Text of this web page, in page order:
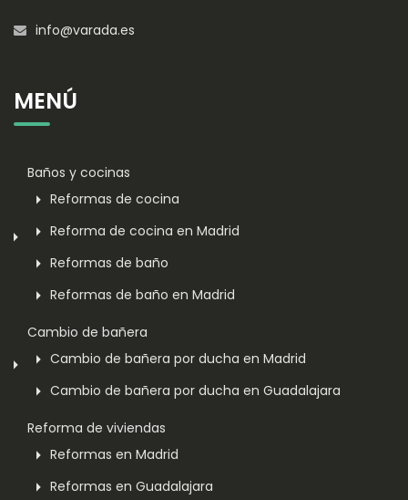
info@varada.es
MENÚ
Baños y cocinas
Reformas de cocina
Reforma de cocina en Madrid
Reformas de baño
Reformas de baño en Madrid
Cambio de bañera
Cambio de bañera por ducha en Madrid
Cambio de bañera por ducha en Guadalajara
Reforma de viviendas
Reformas en Madrid
Reformas en Guadalajara